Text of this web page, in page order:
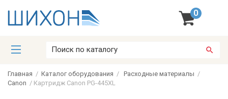
0
Главная / Каталог оборудования / Расходные материалы /
Canon / Картридж Canon PG-445XL